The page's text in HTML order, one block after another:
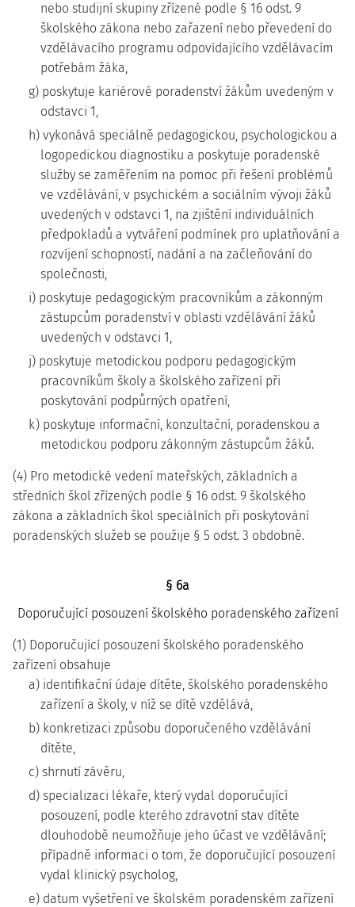
nebo studijní skupiny zřízené podle § 16 odst. 9
školského zákona nebo zařazení nebo převedení do
vzdělávacího programu odpovídajícího vzdělávacím
potřebám žáka,
g) poskytuje kariérové poradenství žákům uvedeným v
odstavci 1,
h) vykonává speciálně pedagogickou, psychologickou a
logopedickou diagnostiku a poskytuje poradenské
služby se zaměřením na pomoc při řešení problémů
ve vzdělávání, v psychickém a sociálním vývoji žáků
uvedených v odstavci 1, na zjištění individuálních
předpokladů a vytváření podmínek pro uplatňování a
rozvíjení schopností, nadání a na začleňování do
společnosti,
i) poskytuje pedagogickým pracovníkům a zákonným
zástupcům poradenství v oblasti vzdělávání žáků
uvedených v odstavci 1,
j) poskytuje metodickou podporu pedagogickým
pracovníkům školy a školského zařízení při
poskytování podpůrných opatření,
k) poskytuje informační, konzultační, poradenskou a
metodickou podporu zákonným zástupcům žáků.
(4) Pro metodické vedení mateřských, základních a
středních škol zřízených podle § 16 odst. 9 školského
zákona a základních škol speciálních při poskytování
poradenských služeb se použije § 5 odst. 3 obdobně.
§ 6a
Doporučující posouzení školského poradenského zařízení
(1) Doporučující posouzení školského poradenského
zařízení obsahuje
a) identifikační údaje dítěte, školského poradenského
zařízení a školy, v níž se dítě vzdělává,
b) konkretizaci způsobu doporučeného vzdělávání
dítěte,
c) shrnutí závěru,
d) specializaci lékaře, který vydal doporučující
posouzení, podle kterého zdravotní stav dítěte
dlouhodobě neumožňuje jeho účast ve vzdělávání;
případně informaci o tom, že doporučující posouzení
vydal klinický psycholog,
e) datum vyšetření ve školském poradenském zařízení